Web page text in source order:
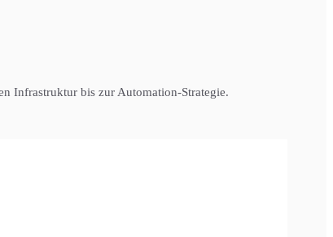
Infrastruktur bis zur Automation-Strategie.